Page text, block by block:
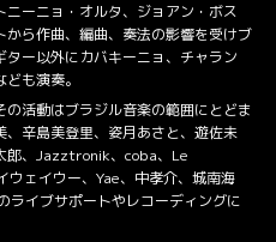
ーニョ・オルタ、ジョアン・ボス
ら作曲、編曲、奏法の影響を受けブ
ー以外にカバキーニョ、チャラン
も演奏。
活動はブラジル音楽の範囲にとどま
辛島美登里、姿月あさと、遊佐未
郎、Jazztronik、coba、Le
ェイウー、Yae、中孝介、城南海
ライブサポートやレコーディングに